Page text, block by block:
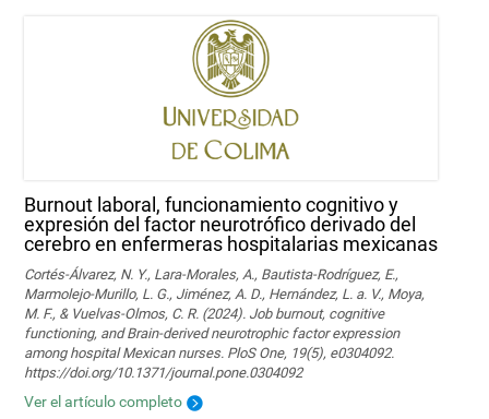
Burnout laboral, funcionamiento cognitivo y
expresión del factor neurotrófico derivado del
cerebro en enfermeras hospitalarias mexicanas
Cortés-Álvarez, N. Y., Lara-Morales, A., Bautista-Rodríguez, E.,
Marmolejo-Murillo, L. G., Jiménez, A. D., Hernández, L. a. V., Moya,
M. F., & Vuelvas-Olmos, C. R. (2024). Job burnout, cognitive
functioning, and Brain-derived neurotrophic factor expression
among hospital Mexican nurses. PloS One, 19(5), e0304092.
https://doi.org/10.1371/journal.pone.0304092
Ver el artículo completo